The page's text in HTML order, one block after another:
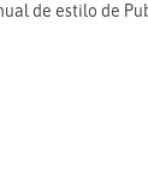
de estilo de